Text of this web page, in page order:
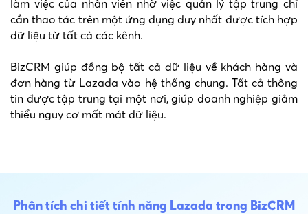
làm việc của nhân viên nhờ việc quản lý tập trung chỉ
cần thao tác trên một ứng dụng duy nhất được tích hợp
dữ liệu từ tất cả các kênh.
BizCRM giúp đồng bộ tất cả dữ liệu về khách hàng và
đơn hàng từ Lazada vào hệ thống chung. Tất cả thông
tin được tập trung tại một nơi, giúp doanh nghiệp giảm
thiểu nguy cơ mất mát dữ liệu.
Phân tích chi tiết tính năng Lazada trong BizCRM